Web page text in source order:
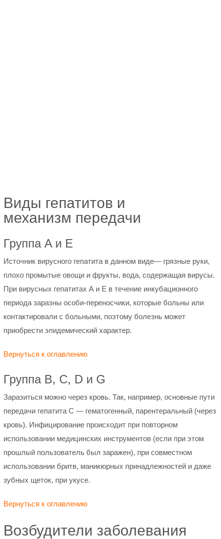
Виды гепатитов и
механизм передачи
Группа A и E
Источник вирусного гепатита в данном виде— грязные руки,
плохо промытые овощи и фрукты, вода, содержащая вирусы.
При вирусных гепатитах А и Е в течение инкубационного
периода заразны особи-переносчики, которые больны или
контактировали с больными, поэтому болезнь может
приобрести эпидемический характер.
Вернуться к оглавлению
Группа В, С, D и G
Заразиться можно через кровь. Так, например, основные пути
передачи гепатита С — гематогенный, парентеральный (через
кровь). Инфицирование происходит при повторном
использовании медицинских инструментов (если при этом
прошлый пользователь был заражен), при совместном
использовании бритв, маникюрных принадлежностей и даже
зубных щеток, при укусе.
Вернуться к оглавлению
Возбудители заболевания